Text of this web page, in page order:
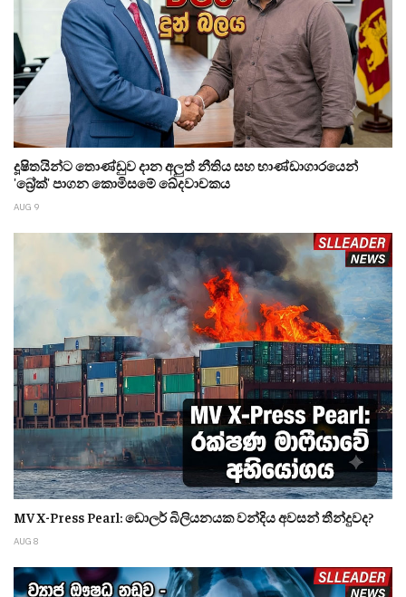
දූෂිතයින්ට තොණ්ඩුව දාන අලුත් නීතිය සහ භාණ්ඩාගාරයෙන්
'බ්‍රේක්' පාගන කොමිසමේ ඛේදවාචකය
AUG 9
MV X-Press Pearl: ඩොලර් බිලියනයක වන්දිය අවසන් තීන්දුවද?
AUG 8